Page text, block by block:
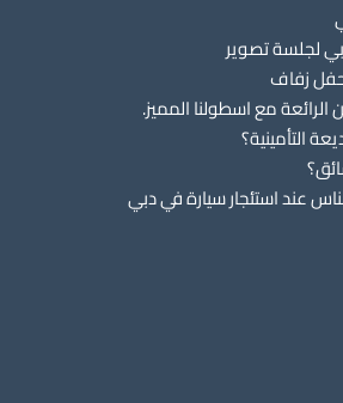
لجلسة تصوير
زفاف
مع اسطولنا المميز.
التأمينية؟
عند استئجار سيارة في دبي